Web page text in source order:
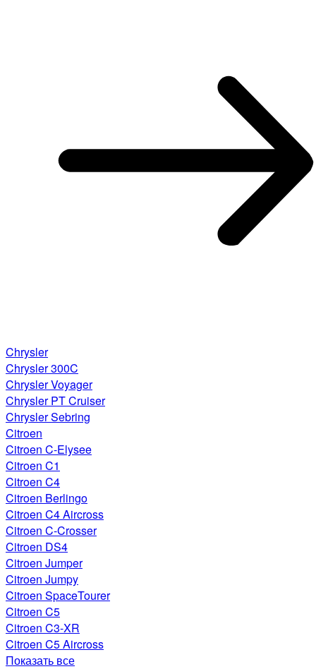
Chrysler
Chrysler 300C
Chrysler Voyager
Chrysler PT Cruiser
Chrysler Sebring
Citroen
Citroen C-Elysee
Citroen C1
Citroen C4
Citroen Berlingo
Citroen C4 Aircross
Citroen C-Crosser
Citroen DS4
Citroen Jumper
Citroen Jumpy
Citroen SpaceTourer
Citroen C5
Citroen C3-XR
Citroen C5 Aircross
Показать все